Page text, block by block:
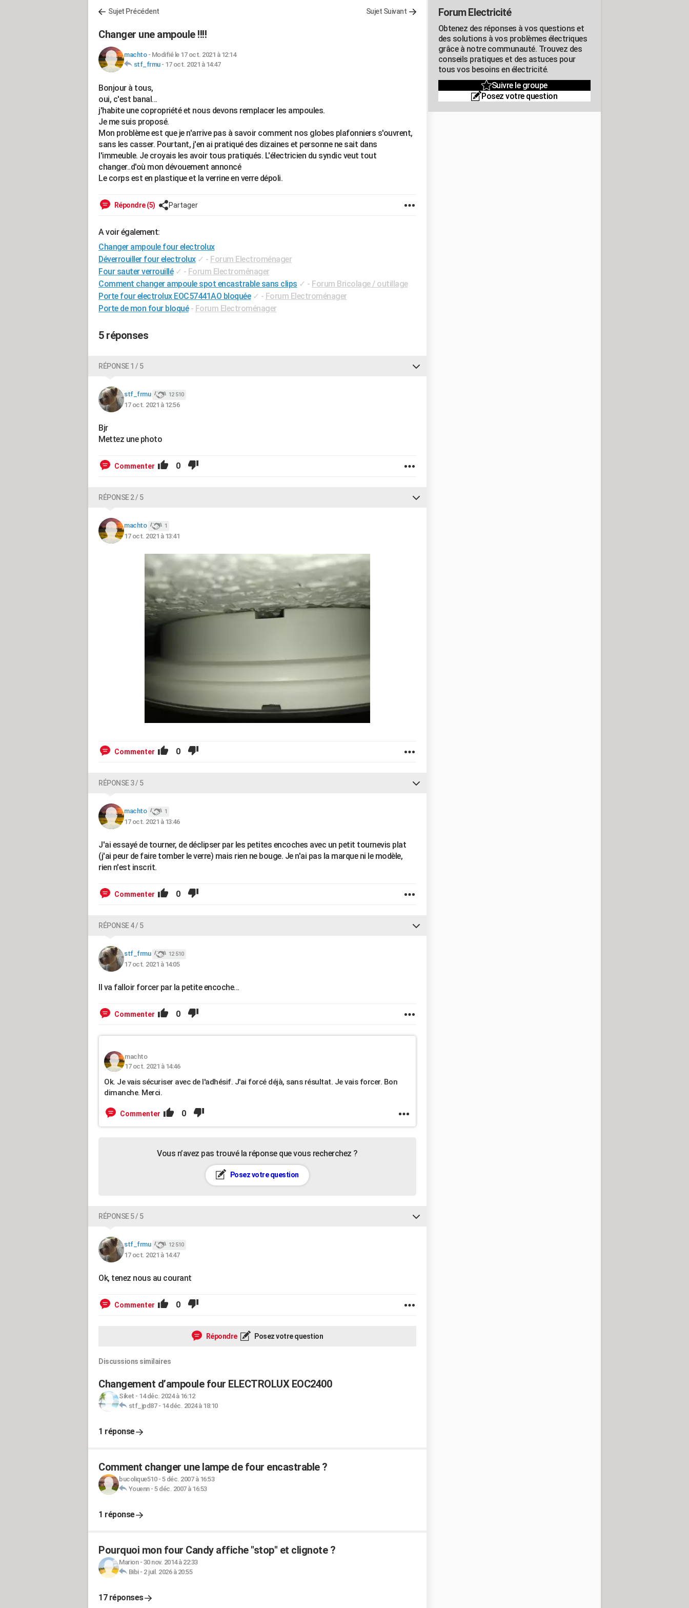
Sujet Précédent Sujet Suivant
Changer une ampoule !!!!
machto- Modifié le 17 oct. 2021 à 12:14
stf_frmu- 17 oct. 2021 à 14:47
Bonjour à tous,
oui, c'est banal...
j'habite une copropriété et nous devons remplacer les ampoules.
Je me suis proposé.
Mon problème est que je n'arrive pas à savoir comment nos globes plafonniers s'ouvrent,
sans les casser. Pourtant, j'en ai pratiqué des dizaines et personne ne sait dans
l'immeuble. Je croyais les avoir tous pratiqués. L'électricien du syndic veut tout
changer..d'où mon dévouement annoncé
Le corps est en plastique et la verrine en verre dépoli.
Répondre (5) Partager
A voir également:
Changer ampoule four electrolux
Déverrouiller four electrolux ✓ - Forum Electroménager
Four sauter verrouillé ✓ - Forum Electroménager
Comment changer ampoule spot encastrable sans clips ✓ - Forum Bricolage / outillage
Porte four electrolux EOC57441AO bloquée ✓ - Forum Electroménager
Porte de mon four bloqué - Forum Electroménager
5 réponses
RÉPONSE 1 / 5
stf_frmu 12 510
17 oct. 2021 à 12:56
Bjr
Mettez une photo
Commenter 0
RÉPONSE 2 / 5
machto 1
17 oct. 2021 à 13:41
Commenter 0
RÉPONSE 3 / 5
machto 1
17 oct. 2021 à 13:46
J'ai essayé de tourner, de déclipser par les petites encoches avec un petit tournevis plat
(j'ai peur de faire tomber le verre) mais rien ne bouge. Je n'ai pas la marque ni le modèle,
rien n'est inscrit.
Commenter 0
RÉPONSE 4 / 5
stf_frmu 12 510
17 oct. 2021 à 14:05
Il va falloir forcer par la petite encoche...
Commenter 0
machto
17 oct. 2021 à 14:46
Ok. Je vais sécuriser avec de l'adhésif. J'ai forcé déjà, sans résultat. Je vais forcer. Bon
dimanche. Merci.
Commenter 0
Vous n’avez pas trouvé la réponse que vous recherchez ?
Posez votre question
RÉPONSE 5 / 5
stf_frmu 12 510
17 oct. 2021 à 14:47
Ok, tenez nous au courant
Commenter 0
Répondre Posez votre question
Discussions similaires
Changement d’ampoule four ELECTROLUX EOC2400
Siket - 14 déc. 2024 à 16:12
stf_jpd87- 14 déc. 2024 à 18:10
1 réponse
Comment changer une lampe de four encastrable ?
bucolique510- 5 déc. 2007 à 16:53
Youenn- 5 déc. 2007 à 16:53
1 réponse
Pourquoi mon four Candy affiche "stop" et clignote ?
Marion- 30 nov. 2014 à 22:33
Bibi- 2 juil. 2026 à 20:55
17 réponses
Forum Electricité
Obtenez des réponses à vos questions et
des solutions à vos problèmes électriques
grâce à notre communauté. Trouvez des
conseils pratiques et des astuces pour
tous vos besoins en électricité.
Suivre le groupe
Posez votre question